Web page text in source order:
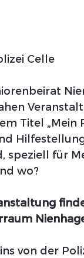
Celle
Titel
speziell für
wo?
von der